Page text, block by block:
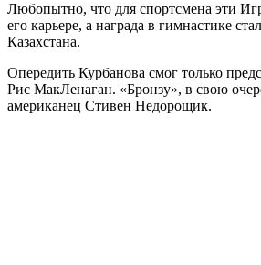
Любопытно, что для спортсмена эти
его карьере, а награда в гимнастике
Казахстана.
Опередить Курбанова смог только
Рис МакЛенаган. «Бронзу», в свою
американец Стивен Недорощик.